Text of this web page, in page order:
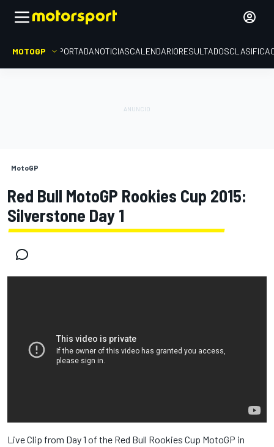
MOTOGP PORTADANOTICIASCALENDARIORESULTADOS
MotoGP
Red Bull MotoGP Rookies Cup 2015:
Silverstone Day 1
Live Clip from Day 1 of the Red Bull Rookies Cup MotoGP in